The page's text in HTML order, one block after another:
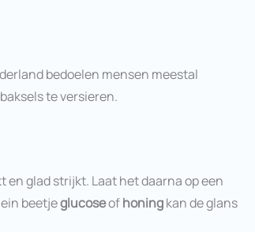
bedoelen mensen meestal
te versieren.
glad strijkt. Laat het daarna op een
beetjeglucoseofhoningkan de glans